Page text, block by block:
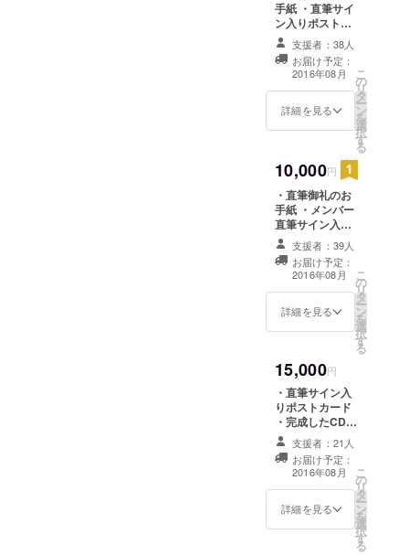
12日MV第三
弾、初の日
本語詞によ
る「僕が描
く放物線」
14日[10
more days]
日本語訳詞
つきをアッ
プ。
2014年3月9
日目黒ブ
ルースアレ
ストライ
ブ。
メンバーは
Vo.鈴木結女
Guitar.高橋
圭一 Bass.根
岸孝旨
Drums.倉内
充 Keyboad.
手紙 ・直筆サイ
ン入りポスト
カード ・完成し
たCD ・支援者
限定アルバムメ
イキングDVD
支援者：38人
お届け予定：
2016年08月
詳細を見る
こ
の
リ
タ
ー
ン
を
選
択
す
る
10,000円
・直筆御礼のお
手紙 ・メンバー
直筆サイン入り
ポストカード ・
完成したCD ・
支援者限定アル
バムメイキング
DVD ・CDジャ
ケットにスペ
ト
支援者：39人
お届け予定：
2016年08月
詳細を見る
こ
の
リ
タ
ー
ン
を
選
択
す
る
15,000円
・直筆サイン入
りポストカード
・完成したCD
・アルバムメイ
キングDVD ・ア
ルバムジャケッ
トに支援者様の
お名前をクレ
ジット ・アルバ
ム発売記念特製T
支援者：21人
お届け予定：
2016年08月
詳細を見る
こ
の
リ
タ
ー
ン
を
選
択
す
る